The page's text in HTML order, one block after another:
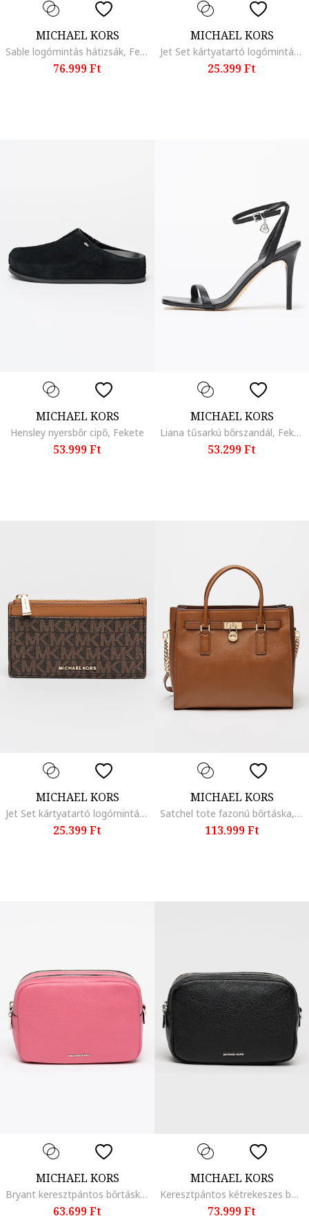
MICHAEL KORS
Sable logómintás hátizsák, Fekete/Barna
76.999 Ft
MICHAEL KORS
Jet Set kártyatartó logómintával, Barna/Krémszín
25.399 Ft
MICHAEL KORS
Hensley nyersbőr cipő, Fekete
53.999 Ft
MICHAEL KORS
Liana tűsarkú bőrszandál, Fekete
53.299 Ft
MICHAEL KORS
Jet Set kártyatartó logómintával, Barna
25.399 Ft
MICHAEL KORS
Satchel tote fazonú bőrtáska, Karamellbarna
113.999 Ft
MICHAEL KORS
Bryant keresztpántos bőrtáska, Rózsaszín
63.699 Ft
MICHAEL KORS
Keresztpántos kétrekeszes bőrtáska egy további láncpánttal, Fekete
73.999 Ft